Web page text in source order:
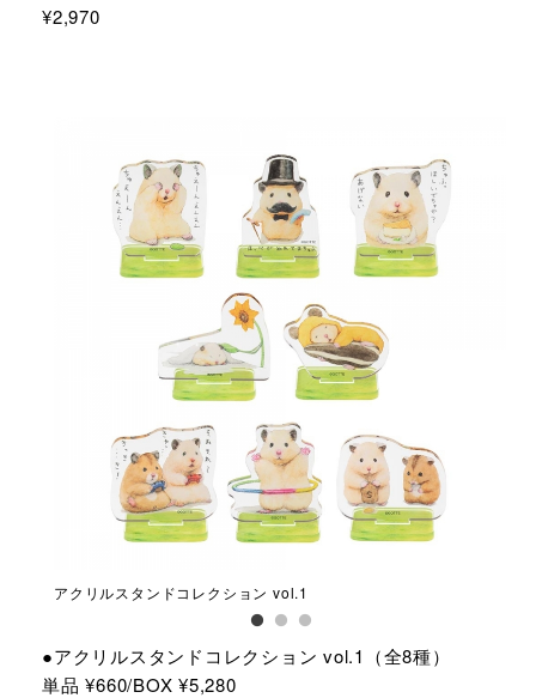
¥2,970
アクリルスタンドコレクション vol.1
●アクリルスタンドコレクション vol.1（全8種）
単品 ¥660/BOX ¥5,280